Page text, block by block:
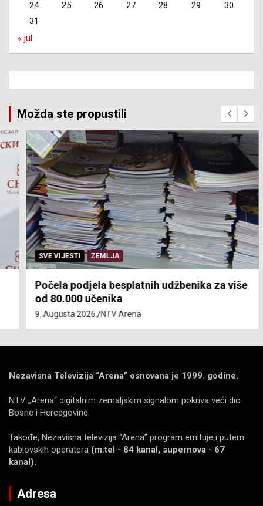
24
25 26 27 28 29
30
31
« jul
Možda ste propustili
SVE VIJESTI ZEMLJA
Počela podjela besplatnih udžbenika za više
od 80.000 učenika
9. Augusta 2026. NTV Arena
Nezavisna Televizija “Arena” osnovana je 1999. godine.
NTV „Arena“ digitalnim zemaljskim signalom pokriva veći dio
Bosne i Hercegovine.
Takođe, Nezavisna televizija “Arena” program emituje i putem
kablovskih operatera (m:tel - 84 kanal, supernova - 67
kanal).
Adresa